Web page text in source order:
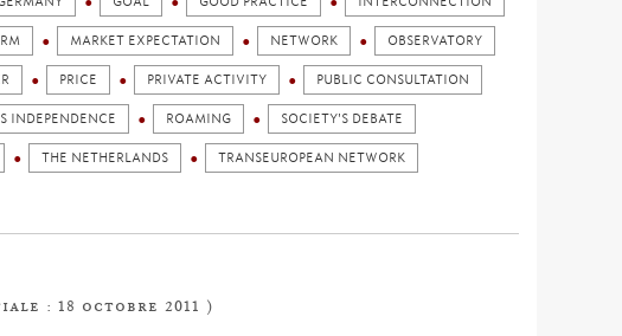
MARKET EXPECTATION NETWORK OBSERVATORY
PRICE PRIVATE ACTIVITY PUBLIC CONSULTATION
INDEPENDENCE ROAMING SOCIETY'S DEBATE
THE NETHERLANDS TRANSEUROPEAN NETWORK
: 18 octobre 2011 )